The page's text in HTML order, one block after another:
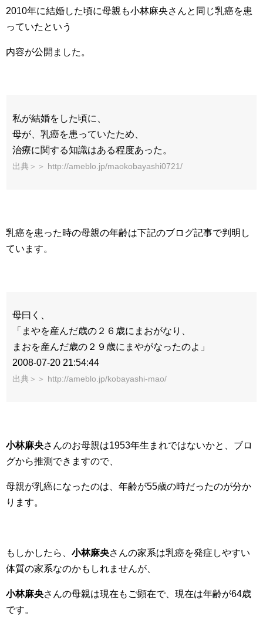
2010年に結婚した頃に母親も小林麻央さんと同じ乳癌を患
っていたという
内容が公開ました。
私が結婚をした頃に、
母が、乳癌を患っていたため、
治療に関する知識はある程度あった。
出典＞＞ http://ameblo.jp/maokobayashi0721/
乳癌を患った時の母親の年齢は下記のブログ記事で判明し
ています。
母曰く、
「まやを産んだ歳の２６歳にまおがなり、
まおを産んだ歳の２９歳にまやがなったのよ」
2008-07-20 21:54:44
出典＞＞ http://ameblo.jp/kobayashi-mao/
小林麻央さんのお母親は1953年生まれではないかと、ブロ
グから推測できますので、
母親が乳癌になったのは、年齢が55歳の時だったのが分か
ります。
もしかしたら、 小林麻央さんの家系は乳癌を発症しやすい
体質の家系なのかもしれませんが、
小林麻央さんの母親は現在もご顕在で、現在は年齢が64歳
です。